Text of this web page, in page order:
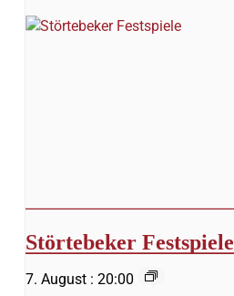
Störtebeker Festspiele
7. August : 20:00